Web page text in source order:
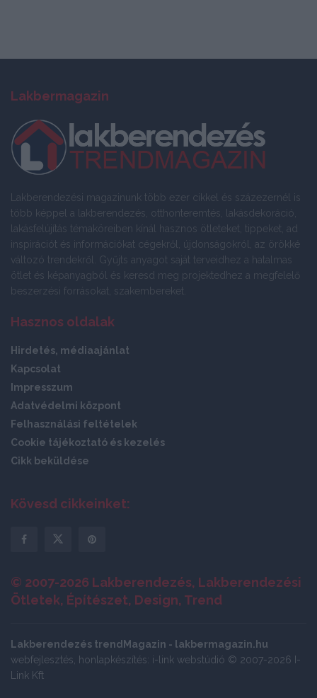
Lakbermagazin
Lakberendezési magazinunk több ezer cikkel és százezernél is
több képpel a lakberendezés, otthonteremtés, lakásdekoráció,
lakásfelújítás témaköreiben kínál hasznos ötleteket, tippeket, ad
inspirációt és információkat cégekről, újdonságokról, az örökké
változó trendekről. Gyűjts anyagot saját terveidhez a hatalmas
ötlet és képanyagból és keresd meg projektedhez a megfelelő
beszerzési forrásokat, szakembereket.
Hasznos oldalak
Hirdetés, médiaajánlat
Kapcsolat
Impresszum
Adatvédelmi központ
Felhasználási feltételek
Cookie tájékoztató és kezelés
Cikk beküldése
Kövesd cikkeinket:
© 2007-2026 Lakberendezés, Lakberendezési
Ötletek, Építészet, Design, Trend
Lakberendezés trendMagazin - lakbermagazin.hu
webfejlesztés, honlapkészítés: i-link webstúdió © 2007-2026 I-
Link Kft